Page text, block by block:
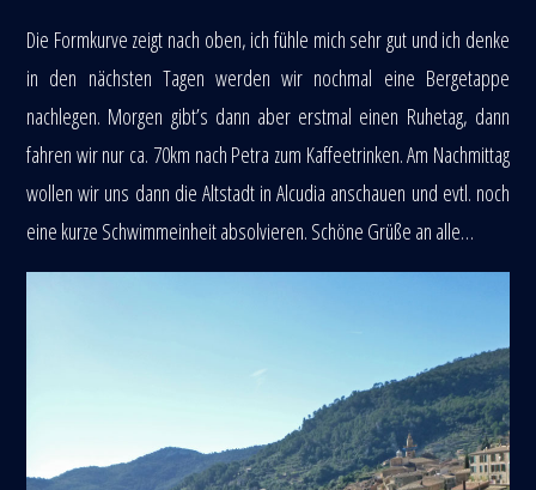
Die Formkurve zeigt nach oben, ich fühle mich sehr gut und ich denke
in den nächsten Tagen werden wir nochmal eine Bergetappe
nachlegen. Morgen gibt’s dann aber erstmal einen Ruhetag, dann
fahren wir nur ca. 70km nach Petra zum Kaffeetrinken. Am Nachmittag
wollen wir uns dann die Altstadt in Alcudia anschauen und evtl. noch
eine kurze Schwimmeinheit absolvieren. Schöne Grüße an alle…